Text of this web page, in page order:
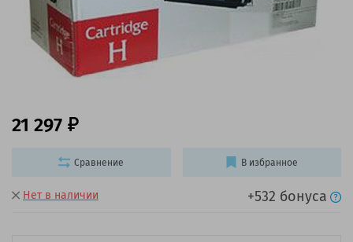
Нет в наличии +532 бонуса
21 297
Сравнение В избранное